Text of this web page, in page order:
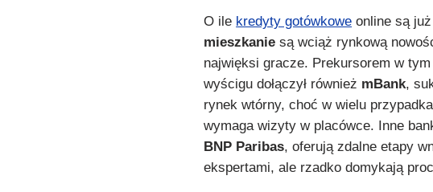
O ile kredyty gotówkowe online są
mieszkanie są wciąż rynkową
najwięksi gracze. Prekursorem w tym
wyścigu dołączył również mBank,
rynek wtórny, choć w wielu
wymaga wizyty w placówce. Inne
BNP Paribas, oferują zdalne etapy
ekspertami, ale rzadko domykają